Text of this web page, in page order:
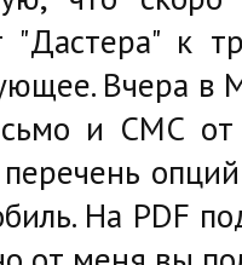
"Дастера" к
Вчера в
и СМС от
На PDF